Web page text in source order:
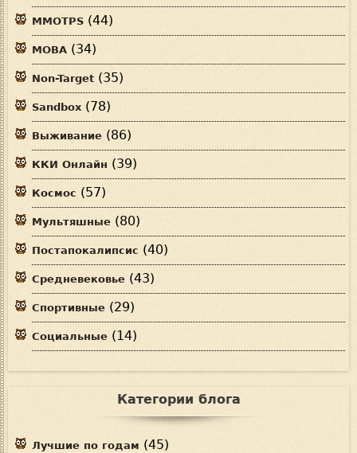
MMOTPS (44)
MOBA (34)
Non-Target (35)
Sandbox (78)
Выживание (86)
ККИ Онлайн (39)
Космос (57)
Мультяшные (80)
Постапокалипсис (40)
Средневековье (43)
Спортивные (29)
Социальные (14)
Категории блога
Лучшие по годам (45)